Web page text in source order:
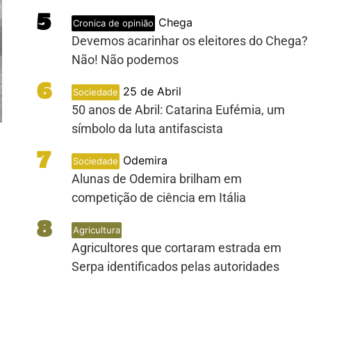
5 Cronica de opinião Chega
Devemos acarinhar os eleitores do Chega?
Não! Não podemos
6 Sociedade 25 de Abril
50 anos de Abril: Catarina Eufémia, um
símbolo da luta antifascista
7 Sociedade Odemira
Alunas de Odemira brilham em
competição de ciência em Itália
8 Agricultura
Agricultores que cortaram estrada em
Serpa identificados pelas autoridades